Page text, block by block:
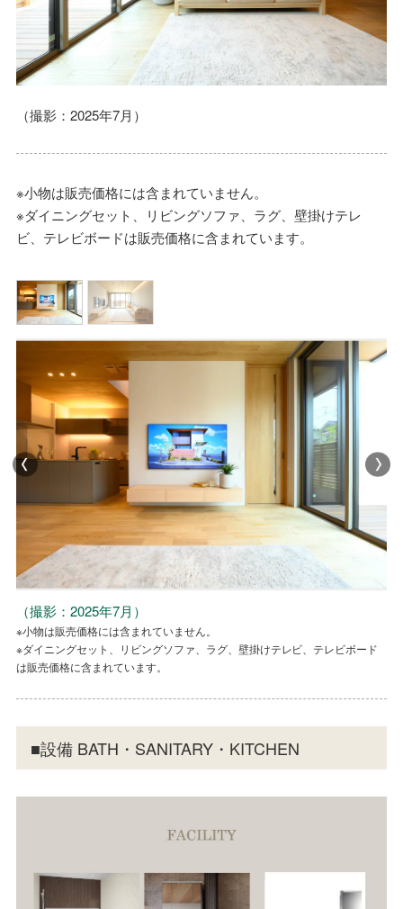
（撮影：2025年7月）
※小物は販売価格には含まれていません。
※ダイニングセット、リビングソファ、ラグ、壁掛けテレ
ビ、テレビボードは販売価格に含まれています。
（撮影：2025年7月）
※小物は販売価格には含まれていません。
※ダイニングセット、リビングソファ、ラグ、壁掛けテレビ、テレビボード
は販売価格に含まれています。
（撮影：2025年7月）
※小物は販売価格には含まれていません。
※ダイニングセット、リビングソファ、ラグ、壁掛けテレビ、テレビボード
は販売価格に含まれています。
（撮影：2025年7月）
※小物は販売価格には含まれていません。
※ダイニングセット、リビングソファ、ラグ、壁掛けテレビ、テレビボード
は販売価格に含まれています。
（撮影：2025年7月）
※小物は販売価格には含まれていません。
※ダイニングセット、リビングソファ、ラグ、壁掛けテレビ、テレビボード
は販売価格に含まれています。
■設備 BATH・SANITARY・KITCHEN